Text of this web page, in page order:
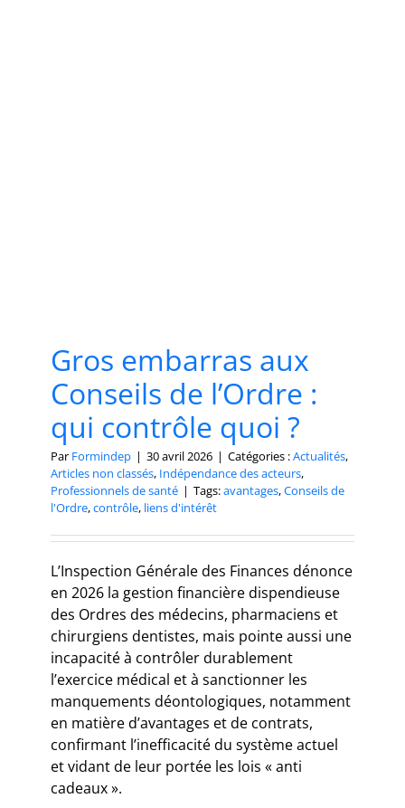
Gros embarras aux
Conseils de l’Ordre :
qui contrôle quoi ?
Par Formindep | 30 avril 2026 | Catégories :Actualités,
Articles non classés, Indépendance des acteurs,
Professionnels de santé | Tags:avantages,Conseils de
l'Ordre,contrôle, liens d'intérêt
L’Inspection Générale des Finances dénonce
en 2026 la gestion financière dispendieuse
des Ordres des médecins, pharmaciens et
chirurgiens dentistes, mais pointe aussi une
incapacité à contrôler durablement
l’exercice médical et à sanctionner les
manquements déontologiques, notamment
en matière d’avantages et de contrats,
confirmant l’inefficacité du système actuel
et vidant de leur portée les lois « anti
cadeaux ».